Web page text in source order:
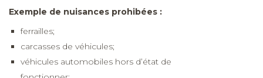
Exemple de nuisances prohibées :
ferrailles;
carcasses de véhicules;
véhicules automobiles hors d’état de